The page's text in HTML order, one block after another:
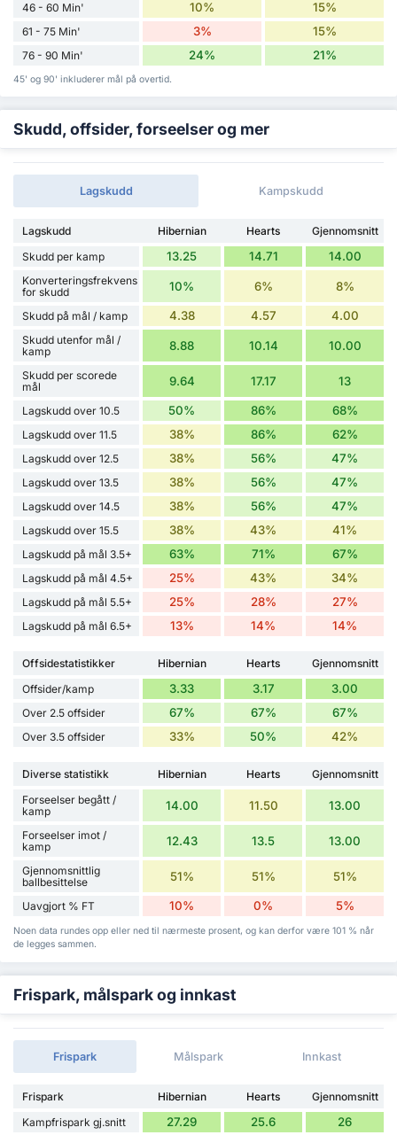
46 - 60 Min' 10% 15%
61 - 75 Min' 3% 15%
76 - 90 Min' 24% 21%
45' og 90' inkluderer mål på overtid.
Skudd, offsider, forseelser og mer
Lagskudd Kampskudd
Lagskudd Hibernian Hearts
Gjennomsnitt
Skudd per kamp
13.25 14.71 14.00
Konverteringsfrekvens
for skudd
10% 6% 8%
Skudd på mål / kamp 4.38 4.57 4.00
Skudd utenfor mål /
kamp
8.88 10.14 10.00
Skudd per scorede
mål
9.64 17.17 13
Lagskudd over 10.5 50% 86% 68%
Lagskudd over 11.5 38% 86% 62%
Lagskudd over 12.5 38% 56% 47%
Lagskudd over 13.5 38% 56% 47%
Lagskudd over 14.5 38% 56% 47%
Lagskudd over 15.5 38% 43% 41%
Lagskudd på mål 3.5+ 63% 71% 67%
Lagskudd på mål 4.5+ 25% 43% 34%
Lagskudd på mål 5.5+ 25% 28% 27%
Lagskudd på mål 6.5+ 13% 14% 14%
Offsidestatistikker Hibernian Hearts
Gjennomsnitt
Offsider/kamp
3.33 3.17 3.00
Over 2.5 offsider 67% 67% 67%
Over 3.5 offsider 33% 50% 42%
Diverse statistikk Hibernian Hearts
Gjennomsnitt
Forseelser begått /
kamp
14.00 11.50 13.00
Forseelser imot /
kamp
12.43 13.5 13.00
Gjennomsnittlig
ballbesittelse
51% 51% 51%
Uavgjort % FT 10% 0% 5%
Noen data rundes opp eller ned til nærmeste prosent, og kan derfor være 101 % når
de legges sammen.
Frispark, målspark og innkast
Frispark Målspark Innkast
Frispark Hibernian Hearts
Gjennomsnitt
Kampfrispark gj.snitt
27.29 25.6 26